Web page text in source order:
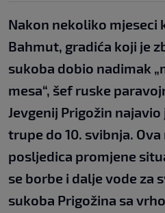
Nakon nekoliko mjeseci
Bahmut, gradića koji je
sukoba dobio nadimak
mesa“, šef ruske
Jevgenij Prigožin
trupe do 10. svibnja.
posljedica promjene
se borbe i dalje vode za
sukoba Prigožina sa